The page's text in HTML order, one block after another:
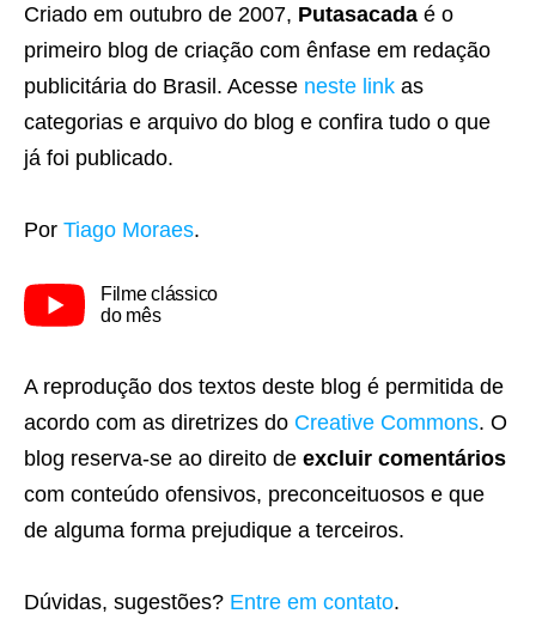
Criado em outubro de 2007, Putasacada é o
primeiro blog de criação com ênfase em redação
publicitária do Brasil. Acesse neste link as
categorias e arquivo do blog e confira tudo o que
já foi publicado.
Por Tiago Moraes.
Filme clássico
do mês
A reprodução dos textos deste blog é permitida de
acordo com as diretrizes do Creative Commons. O
blog reserva-se ao direito de excluir comentários
com conteúdo ofensivos, preconceituosos e que
de alguma forma prejudique a terceiros.
Dúvidas, sugestões? Entre em contato.